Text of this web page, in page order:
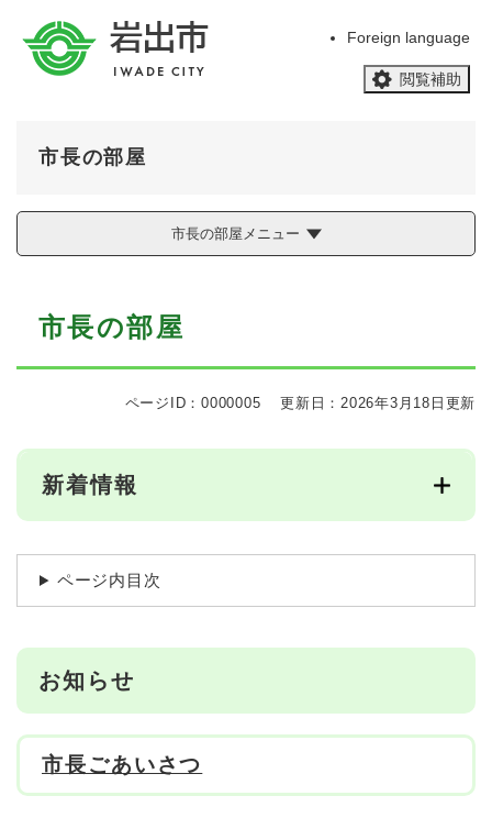
Foreign language
閲覧補助
市長の部屋
市長の部屋メニュー
市長の部屋
ページID：0000005 更新日：2026年3月18日更新
新着情報
ページ内目次
お知らせ
市長ごあいさつ